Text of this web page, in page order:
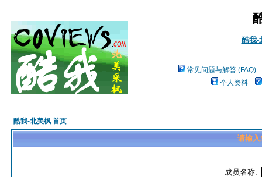
酷我-
常见问题与解答 (FAQ)
个人资料
酷我-北美枫 首页
请输入
成员名称: